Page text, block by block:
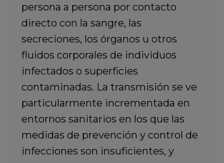
persona a persona por contacto
directo con la sangre, las
secreciones, los órganos u otros
fluidos corporales de individuos
infectados o superficies
contaminadas. La transmisión se ve
particularmente incrementada en
entornos sanitarios en los que las
medidas de prevención y control de
infecciones son insuficientes, y